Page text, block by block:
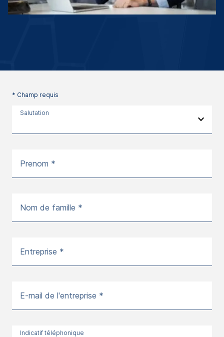
* Champ requis
Salutation
Prenom *
Nom de famille *
Entreprise *
E-mail de l'entreprise *
Indicatif téléphonique